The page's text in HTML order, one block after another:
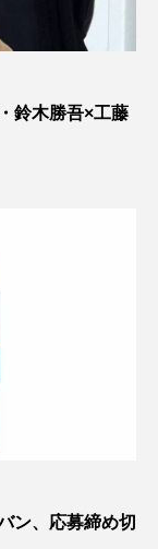
鈴木勝吾×工藤
ン、応募締め切